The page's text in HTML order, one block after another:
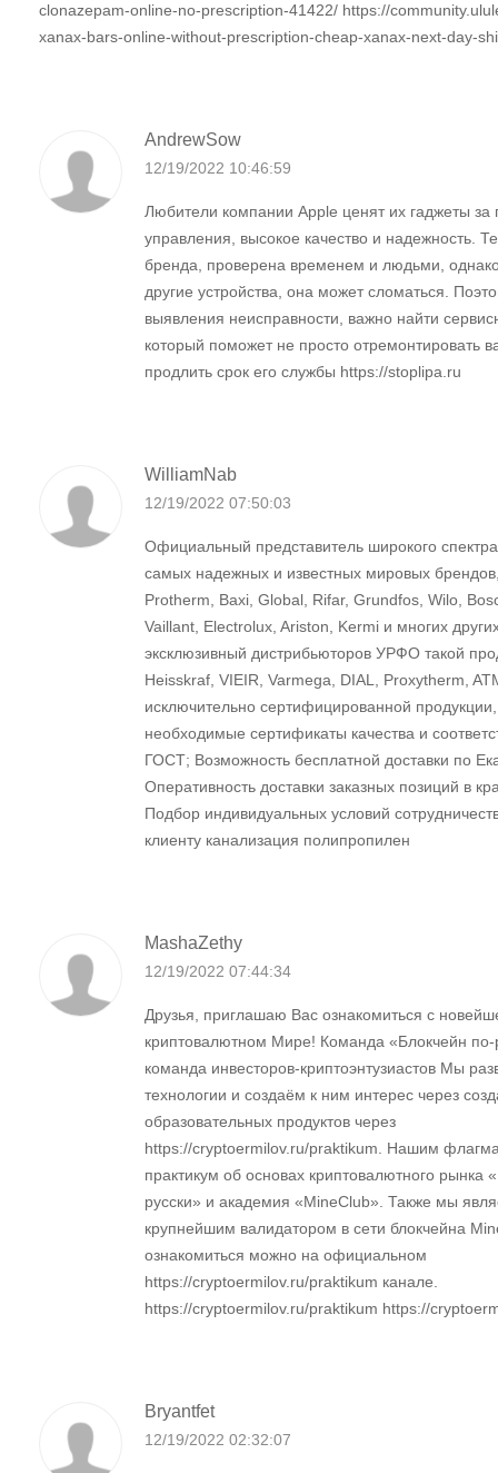
clonazepam-online-no-prescription-41422/ https://
xanax-bars-online-without-prescription-cheap-xanax-next-day-
AndrewSow
12/19/2022 10:46:59
Любители компании Apple ценят их гаджеты за
управления, высокое качество и надежность.
бренда, проверена временем и людьми,
другие устройства, она может сломаться.
выявления неисправности, важно найти
который поможет не просто отремонтировать
продлить срок его службы https://stoplipa.ru
WilliamNab
12/19/2022 07:50:03
Официальный представитель широкого
самых надежных и известных мировых брендов,
Protherm, Baxi, Global, Rifar, Grundfos, Wilo,
Vaillant, Electrolux, Ariston, Kermi и многих
эксклюзивный дистрибьюторов УРФО такой
Heisskraf, VIEIR, Varmega, DIAL, Proxytherm,
исключительно сертифицированной
необходимые сертификаты качества и
ГОСТ; Возможность бесплатной доставки по
Оперативность доставки заказных позиций в
Подбор индивидуальных условий
клиенту канализация полипропилен
MashaZethy
12/19/2022 07:44:34
Друзья, приглашаю Вас ознакомиться с
криптовалютном Мире! Команда «Блокчейн по-
команда инвесторов-криптоэнтузиастов Мы
технологии и создаём к ним интерес через
образовательных продуктов через
https://cryptoermilov.ru/praktikum. Нашим
практикум об основах криптовалютного рынка
русски» и академия «MineClub». Также мы
крупнейшим валидатором в сети блокчейна
ознакомиться можно на официальном
https://cryptoermilov.ru/praktikum канале.
https://cryptoermilov.ru/praktikum https://
Bryantfet
12/19/2022 02:32:07